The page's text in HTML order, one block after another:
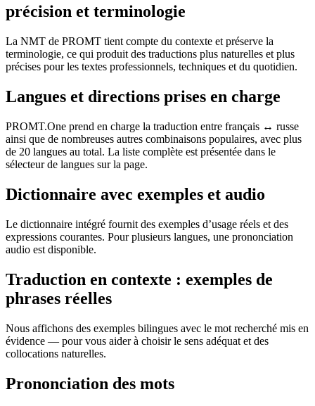
précision et terminologie
La NMT de PROMT tient compte du contexte et préserve la
terminologie, ce qui produit des traductions plus naturelles et plus
précises pour les textes professionnels, techniques et du quotidien.
Langues et directions prises en charge
PROMT.One prend en charge la traduction entre français ↔ russe
ainsi que de nombreuses autres combinaisons populaires, avec plus
de 20 langues au total. La liste complète est présentée dans le
sélecteur de langues sur la page.
Dictionnaire avec exemples et audio
Le dictionnaire intégré fournit des exemples d’usage réels et des
expressions courantes. Pour plusieurs langues, une prononciation
audio est disponible.
Traduction en contexte : exemples de
phrases réelles
Nous affichons des exemples bilingues avec le mot recherché mis en
évidence — pour vous aider à choisir le sens adéquat et des
collocations naturelles.
Prononciation des mots